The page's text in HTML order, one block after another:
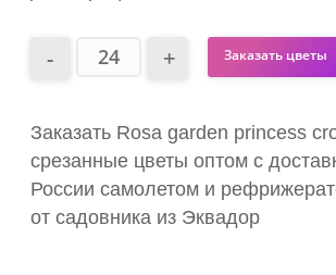
Заказать цветы
Заказать Rosa garden princess
срезанные цветы оптом с
России самолетом и
от садовника из Эквадор